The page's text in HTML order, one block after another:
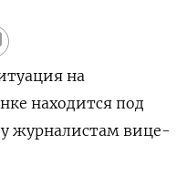
на
находится под
журналистам вице-